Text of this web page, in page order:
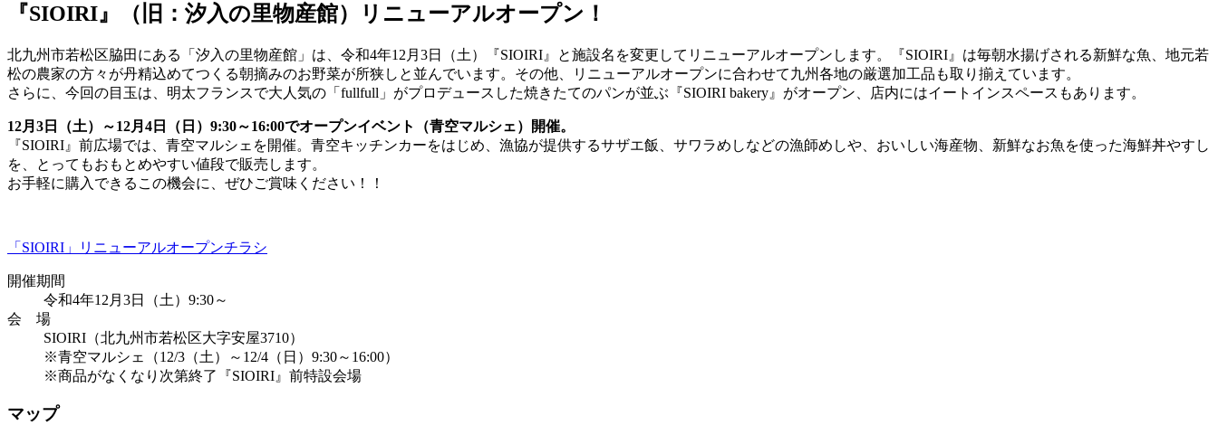
『SIOIRI』（旧：汐入の里物産館）リニューアルオープン！
北九州市若松区脇田にある「汐入の里物産館」は、令和4年12月3日（土）『SIOIRI』と施設名を変更してリニューアルオープンします。『SIOIRI』は毎朝水揚げされる新鮮な魚、地元若
松の農家の方々が丹精込めてつくる朝摘みのお野菜が所狭しと並んでいます。その他、リニューアルオープンに合わせて九州各地の厳選加工品も取り揃えています。
さらに、今回の目玉は、明太フランスで大人気の「fullfull」がプロデュースした焼きたてのパンが並ぶ『SIOIRI bakery』がオープン、店内にはイートインスペースもあります。
12月3日（土）～12月4日（日）9:30～16:00でオープンイベント（青空マルシェ）開催。
『SIOIRI』前広場では、青空マルシェを開催。青空キッチンカーをはじめ、漁協が提供するサザエ飯、サワラめしなどの漁師めしや、おいしい海産物、新鮮なお魚を使った海鮮丼やすし
を、とってもおもとめやすい値段で販売します。
お手軽に購入できるこの機会に、ぜひご賞味ください！！
「SIOIRI」リニューアルオープンチラシ
開催期間
令和4年12月3日（土）9:30～
会 場
SIOIRI（北九州市若松区大字安屋3710）
※青空マルシェ（12/3（土）～12/4（日）9:30～16:00）
※商品がなくなり次第終了『SIOIRI』前特設会場
マップ